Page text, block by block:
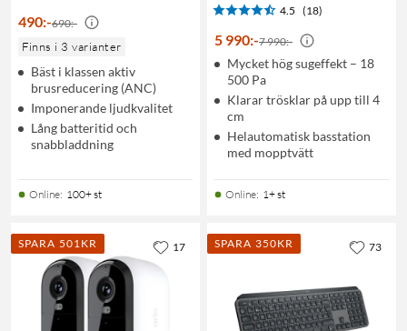
490:-690:-
Finns i 3 varianter
Bäst i klassen aktiv
brusreducering (ANC)
Imponerande ljudkvalitet
Lång batteritid och
snabbladdning
Online: 100+ st
4.5 (18)
5 990:-7 990:-
Mycket hög sugeffekt – 18
500 Pa
Klarar trösklar på upp till 4
cm
Helautomatisk basstation
med mopptvätt
Online: 1+ st
SPARA 501KR 17 SPARA 350KR 73